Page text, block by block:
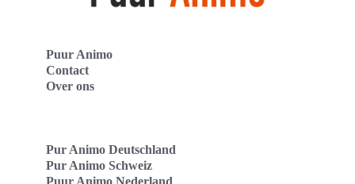
Puur Animo
Contact
Over ons
Pur Animo Deutschland
Pur Animo Schweiz
Puur Animo Nederland